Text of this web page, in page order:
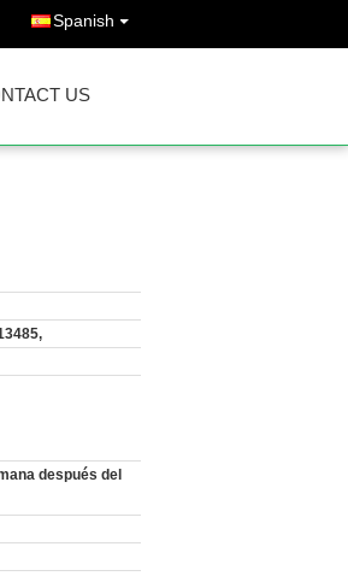
Spanish
US
después del